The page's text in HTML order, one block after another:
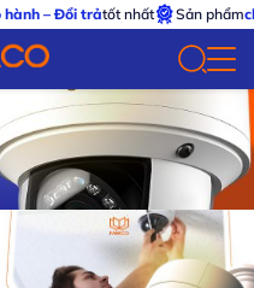
– Đổi trảtốt nhất Sản phẩmchính
Thiết Bị An Ninh Uy Tín